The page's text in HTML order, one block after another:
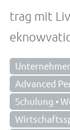
trag mit
Advanced
Schulung •